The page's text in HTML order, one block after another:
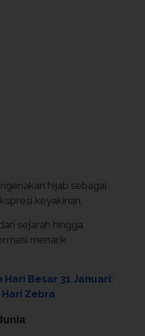
hijab sebagai
keyakinan.
sejarah hingga
menarik
Hari Besar 31 Januari:
Zebra